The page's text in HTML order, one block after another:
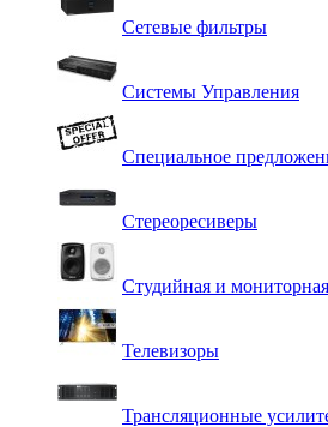
Сетевые фильтры
Системы Управления
Специальное
Стереоресиверы
Студийная и
Телевизоры
Трансляционные